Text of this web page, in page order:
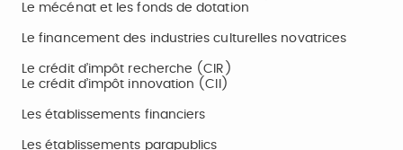
Le mécénat et les fonds de dotation
Le financement des industries culturelles novatrices
Le crédit d’impôt recherche (CIR)
Le crédit d’impôt innovation (CII)
Les établissements financiers
Les établissements parapublics